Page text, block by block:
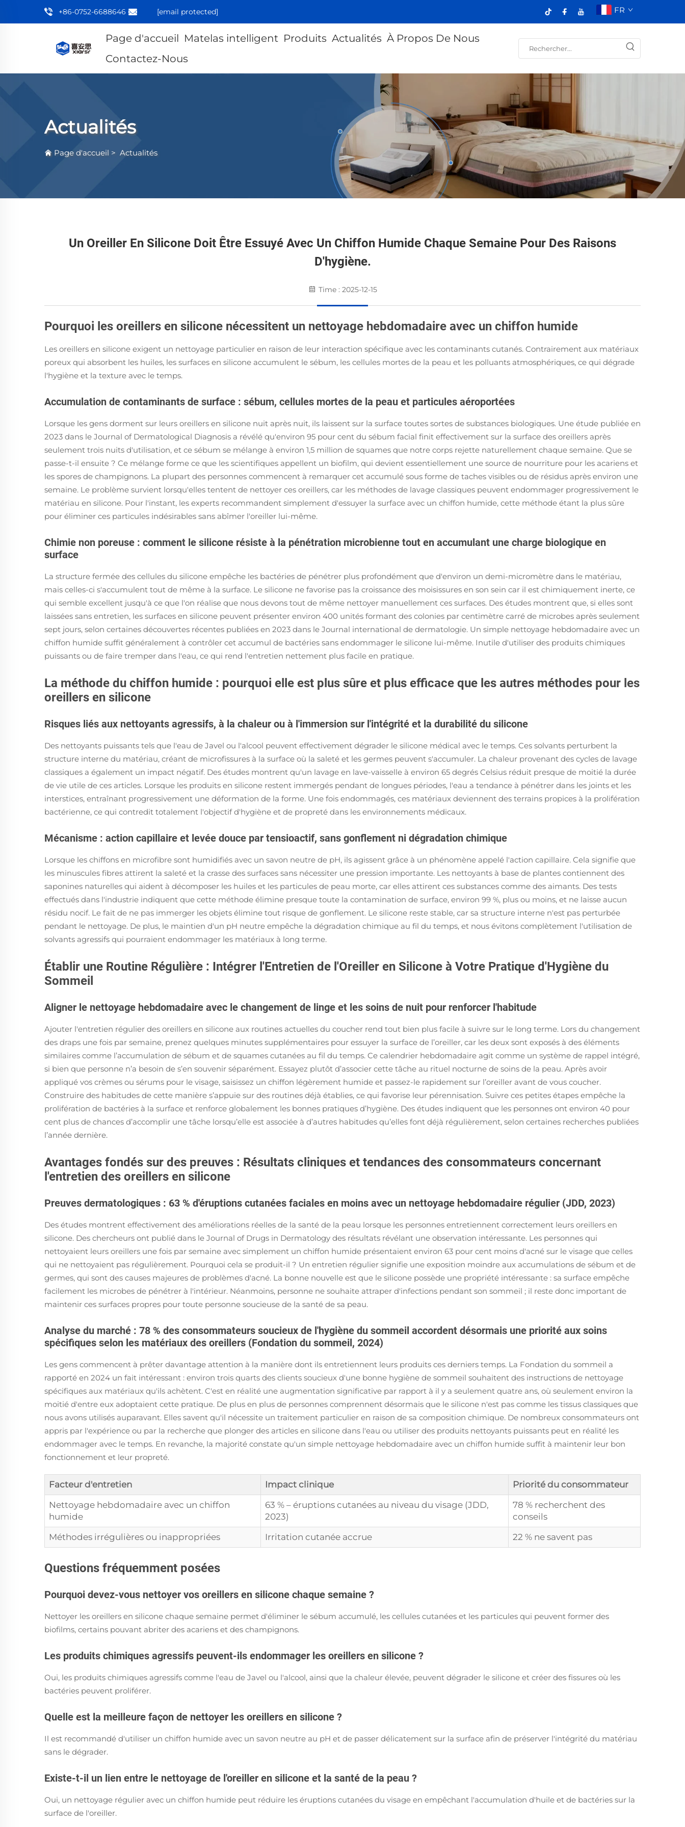
+86-0752-6688646 [email protected] FR
Page d'accueil Matelas intelligent Produits Actualités À Propos De Nous
Contactez-Nous
Actualités
Page d'accueil > Actualités
Un Oreiller En Silicone Doit Être Essuyé Avec Un Chiffon Humide Chaque Semaine Pour Des Raisons
D'hygiène.
Time : 2025-12-15
Pourquoi les oreillers en silicone nécessitent un nettoyage hebdomadaire avec un chiffon humide
Les oreillers en silicone exigent un nettoyage particulier en raison de leur interaction spécifique avec les contaminants cutanés. Contrairement aux matériaux
poreux qui absorbent les huiles, les surfaces en silicone accumulent le sébum, les cellules mortes de la peau et les polluants atmosphériques, ce qui dégrade
l'hygiène et la texture avec le temps.
Accumulation de contaminants de surface : sébum, cellules mortes de la peau et particules aéroportées
Lorsque les gens dorment sur leurs oreillers en silicone nuit après nuit, ils laissent sur la surface toutes sortes de substances biologiques. Une étude publiée en
2023 dans le Journal of Dermatological Diagnosis a révélé qu'environ 95 pour cent du sébum facial finit effectivement sur la surface des oreillers après
seulement trois nuits d'utilisation, et ce sébum se mélange à environ 1,5 million de squames que notre corps rejette naturellement chaque semaine. Que se
passe-t-il ensuite ? Ce mélange forme ce que les scientifiques appellent un biofilm, qui devient essentiellement une source de nourriture pour les acariens et
les spores de champignons. La plupart des personnes commencent à remarquer cet accumulé sous forme de taches visibles ou de résidus après environ une
semaine. Le problème survient lorsqu'elles tentent de nettoyer ces oreillers, car les méthodes de lavage classiques peuvent endommager progressivement le
matériau en silicone. Pour l'instant, les experts recommandent simplement d'essuyer la surface avec un chiffon humide, cette méthode étant la plus sûre
pour éliminer ces particules indésirables sans abîmer l'oreiller lui-même.
Chimie non poreuse : comment le silicone résiste à la pénétration microbienne tout en accumulant une charge biologique en
surface
La structure fermée des cellules du silicone empêche les bactéries de pénétrer plus profondément que d'environ un demi-micromètre dans le matériau,
mais celles-ci s'accumulent tout de même à la surface. Le silicone ne favorise pas la croissance des moisissures en son sein car il est chimiquement inerte, ce
qui semble excellent jusqu'à ce que l'on réalise que nous devons tout de même nettoyer manuellement ces surfaces. Des études montrent que, si elles sont
laissées sans entretien, les surfaces en silicone peuvent présenter environ 400 unités formant des colonies par centimètre carré de microbes après seulement
sept jours, selon certaines découvertes récentes publiées en 2023 dans le Journal international de dermatologie. Un simple nettoyage hebdomadaire avec un
chiffon humide suffit généralement à contrôler cet accumul de bactéries sans endommager le silicone lui-même. Inutile d'utiliser des produits chimiques
puissants ou de faire tremper dans l'eau, ce qui rend l'entretien nettement plus facile en pratique.
La méthode du chiffon humide : pourquoi elle est plus sûre et plus efficace que les autres méthodes pour les
oreillers en silicone
Risques liés aux nettoyants agressifs, à la chaleur ou à l'immersion sur l'intégrité et la durabilité du silicone
Des nettoyants puissants tels que l'eau de Javel ou l'alcool peuvent effectivement dégrader le silicone médical avec le temps. Ces solvants perturbent la
structure interne du matériau, créant de microfissures à la surface où la saleté et les germes peuvent s'accumuler. La chaleur provenant des cycles de lavage
classiques a également un impact négatif. Des études montrent qu'un lavage en lave-vaisselle à environ 65 degrés Celsius réduit presque de moitié la durée
de vie utile de ces articles. Lorsque les produits en silicone restent immergés pendant de longues périodes, l'eau a tendance à pénétrer dans les joints et les
interstices, entraînant progressivement une déformation de la forme. Une fois endommagés, ces matériaux deviennent des terrains propices à la prolifération
bactérienne, ce qui contredit totalement l'objectif d'hygiène et de propreté dans les environnements médicaux.
Mécanisme : action capillaire et levée douce par tensioactif, sans gonflement ni dégradation chimique
Lorsque les chiffons en microfibre sont humidifiés avec un savon neutre de pH, ils agissent grâce à un phénomène appelé l'action capillaire. Cela signifie que
les minuscules fibres attirent la saleté et la crasse des surfaces sans nécessiter une pression importante. Les nettoyants à base de plantes contiennent des
saponines naturelles qui aident à décomposer les huiles et les particules de peau morte, car elles attirent ces substances comme des aimants. Des tests
effectués dans l'industrie indiquent que cette méthode élimine presque toute la contamination de surface, environ 99 %, plus ou moins, et ne laisse aucun
résidu nocif. Le fait de ne pas immerger les objets élimine tout risque de gonflement. Le silicone reste stable, car sa structure interne n'est pas perturbée
pendant le nettoyage. De plus, le maintien d'un pH neutre empêche la dégradation chimique au fil du temps, et nous évitons complètement l'utilisation de
solvants agressifs qui pourraient endommager les matériaux à long terme.
Établir une Routine Régulière : Intégrer l'Entretien de l'Oreiller en Silicone à Votre Pratique d'Hygiène du
Sommeil
Aligner le nettoyage hebdomadaire avec le changement de linge et les soins de nuit pour renforcer l'habitude
Ajouter l'entretien régulier des oreillers en silicone aux routines actuelles du coucher rend tout bien plus facile à suivre sur le long terme. Lors du changement
des draps une fois par semaine, prenez quelques minutes supplémentaires pour essuyer la surface de l’oreiller, car les deux sont exposés à des éléments
similaires comme l’accumulation de sébum et de squames cutanées au fil du temps. Ce calendrier hebdomadaire agit comme un système de rappel intégré,
si bien que personne n’a besoin de s’en souvenir séparément. Essayez plutôt d’associer cette tâche au rituel nocturne de soins de la peau. Après avoir
appliqué vos crèmes ou sérums pour le visage, saisissez un chiffon légèrement humide et passez-le rapidement sur l’oreiller avant de vous coucher.
Construire des habitudes de cette manière s’appuie sur des routines déjà établies, ce qui favorise leur pérennisation. Suivre ces petites étapes empêche la
prolifération de bactéries à la surface et renforce globalement les bonnes pratiques d’hygiène. Des études indiquent que les personnes ont environ 40 pour
cent plus de chances d’accomplir une tâche lorsqu’elle est associée à d’autres habitudes qu’elles font déjà régulièrement, selon certaines recherches publiées
l’année dernière.
Avantages fondés sur des preuves : Résultats cliniques et tendances des consommateurs concernant
l'entretien des oreillers en silicone
Preuves dermatologiques : 63 % d'éruptions cutanées faciales en moins avec un nettoyage hebdomadaire régulier (JDD, 2023)
Des études montrent effectivement des améliorations réelles de la santé de la peau lorsque les personnes entretiennent correctement leurs oreillers en
silicone. Des chercheurs ont publié dans le Journal of Drugs in Dermatology des résultats révélant une observation intéressante. Les personnes qui
nettoyaient leurs oreillers une fois par semaine avec simplement un chiffon humide présentaient environ 63 pour cent moins d'acné sur le visage que celles
qui ne nettoyaient pas régulièrement. Pourquoi cela se produit-il ? Un entretien régulier signifie une exposition moindre aux accumulations de sébum et de
germes, qui sont des causes majeures de problèmes d'acné. La bonne nouvelle est que le silicone possède une propriété intéressante : sa surface empêche
facilement les microbes de pénétrer à l'intérieur. Néanmoins, personne ne souhaite attraper d'infections pendant son sommeil ; il reste donc important de
maintenir ces surfaces propres pour toute personne soucieuse de la santé de sa peau.
Analyse du marché : 78 % des consommateurs soucieux de l'hygiène du sommeil accordent désormais une priorité aux soins
spécifiques selon les matériaux des oreillers (Fondation du sommeil, 2024)
Les gens commencent à prêter davantage attention à la manière dont ils entretiennent leurs produits ces derniers temps. La Fondation du sommeil a
rapporté en 2024 un fait intéressant : environ trois quarts des clients soucieux d'une bonne hygiène de sommeil souhaitent des instructions de nettoyage
spécifiques aux matériaux qu'ils achètent. C'est en réalité une augmentation significative par rapport à il y a seulement quatre ans, où seulement environ la
moitié d'entre eux adoptaient cette pratique. De plus en plus de personnes comprennent désormais que le silicone n'est pas comme les tissus classiques que
nous avons utilisés auparavant. Elles savent qu'il nécessite un traitement particulier en raison de sa composition chimique. De nombreux consommateurs ont
appris par l'expérience ou par la recherche que plonger des articles en silicone dans l'eau ou utiliser des produits nettoyants puissants peut en réalité les
endommager avec le temps. En revanche, la majorité constate qu'un simple nettoyage hebdomadaire avec un chiffon humide suffit à maintenir leur bon
fonctionnement et leur propreté.
Facteur d'entretien Impact clinique
Priorité du consommateur
Nettoyage hebdomadaire avec un chiffon
humide
63 % – éruptions cutanées au niveau du visage (JDD,
2023)
78 % recherchent des
conseils
Méthodes irrégulières ou inappropriées
Irritation cutanée accrue 22 % ne savent pas
Questions fréquemment posées
Pourquoi devez-vous nettoyer vos oreillers en silicone chaque semaine ?
Nettoyer les oreillers en silicone chaque semaine permet d'éliminer le sébum accumulé, les cellules cutanées et les particules qui peuvent former des
biofilms, certains pouvant abriter des acariens et des champignons.
Les produits chimiques agressifs peuvent-ils endommager les oreillers en silicone ?
Oui, les produits chimiques agressifs comme l'eau de Javel ou l'alcool, ainsi que la chaleur élevée, peuvent dégrader le silicone et créer des fissures où les
bactéries peuvent proliférer.
Quelle est la meilleure façon de nettoyer les oreillers en silicone ?
Il est recommandé d'utiliser un chiffon humide avec un savon neutre au pH et de passer délicatement sur la surface afin de préserver l'intégrité du matériau
sans le dégrader.
Existe-t-il un lien entre le nettoyage de l'oreiller en silicone et la santé de la peau ?
Oui, un nettoyage régulier avec un chiffon humide peut réduire les éruptions cutanées du visage en empêchant l'accumulation d'huile et de bactéries sur la
surface de l'oreiller.